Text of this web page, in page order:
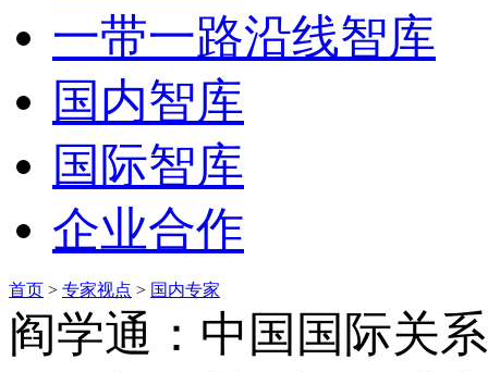
一带一路沿线智库
国内智库
国际智库
企业合作
首页 > 专家视点 > 国内专家
阎学通：中国国际关